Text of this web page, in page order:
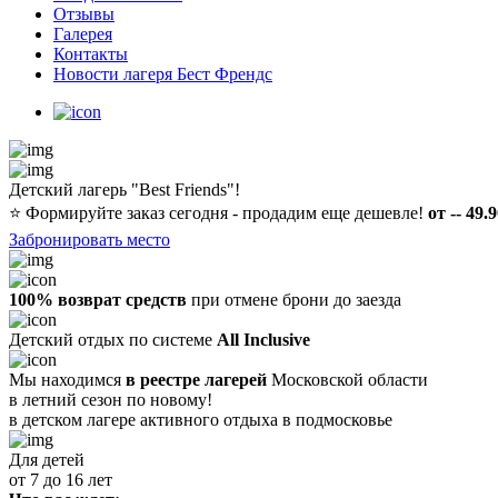
Отзывы
Галерея
Контакты
Новости лагеря Бест Френдс
Детский лагерь "Best Friends"!
⭐️ Формируйте заказ сегодня - продадим еще дешевле! от --
Забронировать место
100% возврат средств при отмене брони до заезда
Детский отдых по системе All Inclusive
Мы находимся в реестре лагерей Московской области
в летний сезон по новому!
в детском лагере активного отдыха в подмосковье
Для детей
от 7 до 16 лет